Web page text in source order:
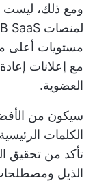
ومع ذلك، ليست
مع إعلانات
العضوية.
سيكون من
الكلمات
تأكد من تحقيق
الذيل